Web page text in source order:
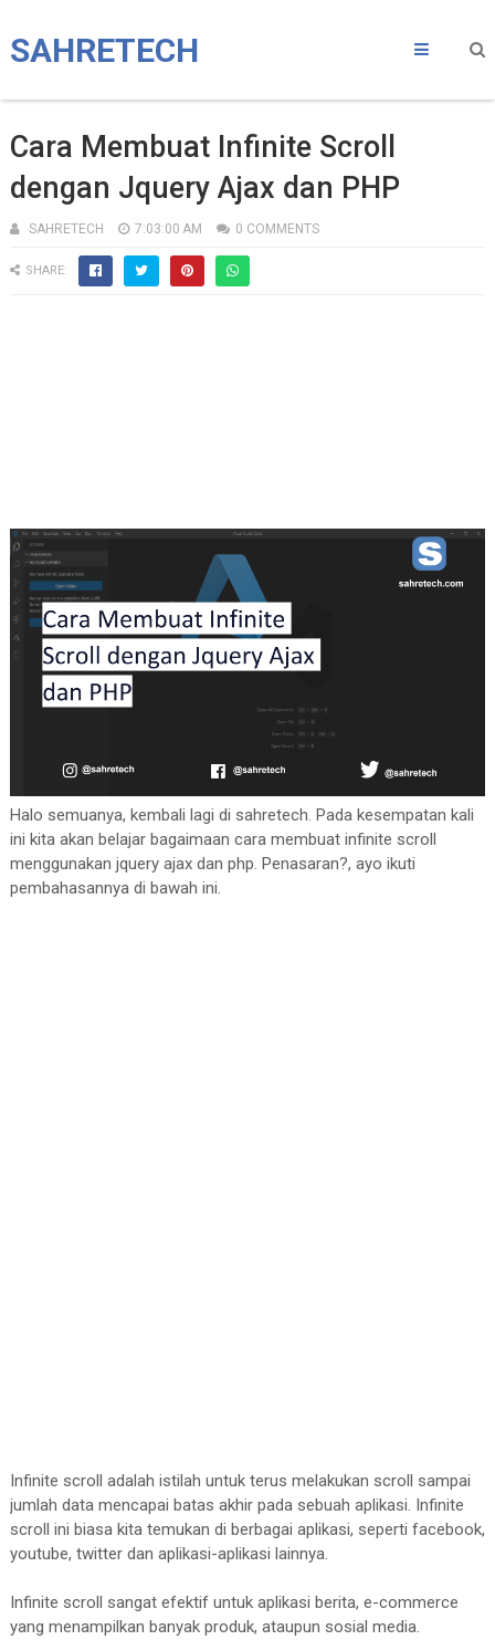
SAHRETECH
Cara Membuat Infinite Scroll
dengan Jquery Ajax dan PHP
SAHRETECH 7:03:00 AM 0 COMMENTS
SHARE:
Halo semuanya, kembali lagi di sahretech. Pada kesempatan kali
ini kita akan belajar bagaimaan cara membuat infinite scroll
menggunakan jquery ajax dan php. Penasaran?, ayo ikuti
pembahasannya di bawah ini.
Infinite scroll adalah istilah untuk terus melakukan scroll sampai
jumlah data mencapai batas akhir pada sebuah aplikasi. Infinite
scroll ini biasa kita temukan di berbagai aplikasi, seperti facebook,
youtube, twitter dan aplikasi-aplikasi lainnya.
Infinite scroll sangat efektif untuk aplikasi berita, e-commerce
yang menampilkan banyak produk, ataupun sosial media.